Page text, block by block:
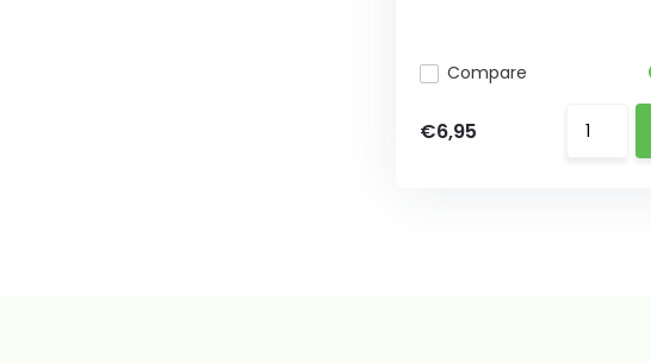
Compare
€6,95